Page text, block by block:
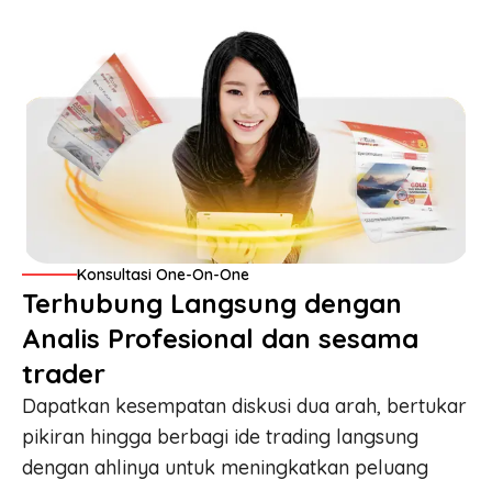
Konsultasi One-On-One
Terhubung Langsung dengan
Analis Profesional dan sesama
trader
Dapatkan kesempatan diskusi dua arah, bertukar
pikiran hingga berbagi ide trading langsung
dengan ahlinya untuk meningkatkan peluang